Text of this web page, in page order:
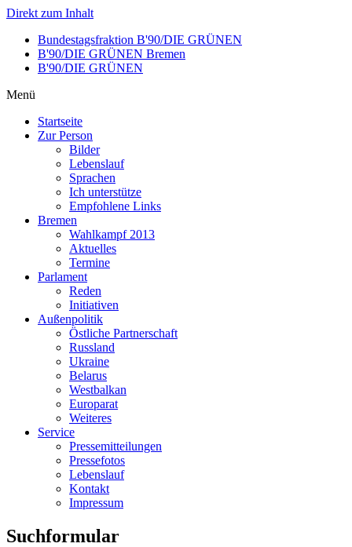
Direkt zum Inhalt
Bundestagsfraktion B'90/DIE GRÜNEN
B'90/DIE GRÜNEN Bremen
B'90/DIE GRÜNEN
Menü
Startseite
Zur Person
Bilder
Lebenslauf
Sprachen
Ich unterstütze
Empfohlene Links
Bremen
Wahlkampf 2013
Aktuelles
Termine
Parlament
Reden
Initiativen
Außenpolitik
Östliche Partnerschaft
Russland
Ukraine
Belarus
Westbalkan
Europarat
Weiteres
Service
Pressemitteilungen
Pressefotos
Lebenslauf
Kontakt
Impressum
Suchformular